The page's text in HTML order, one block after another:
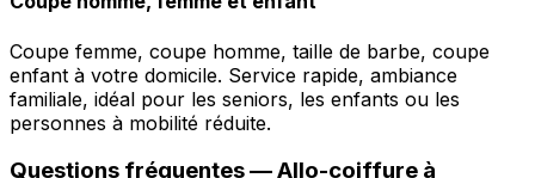
Coupe femme, coupe homme, taille de barbe, coupe
enfant à votre domicile. Service rapide, ambiance
familiale, idéal pour les seniors, les enfants ou les
personnes à mobilité réduite.
Questions fréquentes —Allo-coiffure à